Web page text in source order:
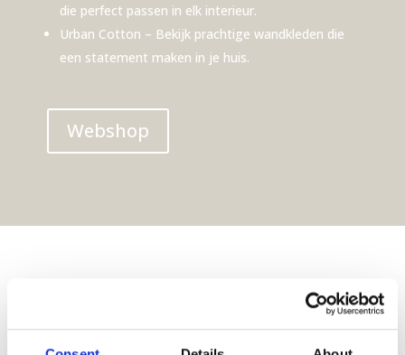
die perfect passen in elk interieur.
Urban Cotton – Bekijk prachtige wandkleden die
een statement maken in je huis.
Webshop